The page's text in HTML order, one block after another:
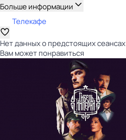
Больше информации
Телекафе
Нет данных о предстоящих сеансах
Вам может понравиться